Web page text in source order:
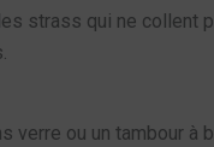
strass qui ne
verre ou un tambour